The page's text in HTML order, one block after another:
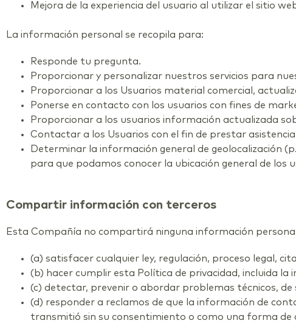
Mejora de la experiencia del usuario al utilizar el sitio
La información personal se recopila para:
Responde tu pregunta.
Proporcionar y personalizar nuestros servicios para
Proporcionar a los Usuarios material comercial,
Ponerse en contacto con los usuarios con fines de
Proporcionar a los usuarios información actualizada
Contactar a los Usuarios con el fin de prestar
Determinar la información general de geolocalización
para que podamos conocer la ubicación general de
Compartir información con terceros
Esta Compañía no compartirá ninguna información
(a) satisfacer cualquier ley, regulación, proceso legal,
(b) hacer cumplir esta Política de privacidad, incluida la
(c) detectar, prevenir o abordar problemas técnicos,
(d) responder a reclamos de que la información de
transmitió sin su consentimiento o como una forma de